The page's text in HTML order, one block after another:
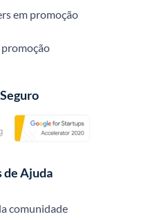
em promoção
promoção
de Ajuda
comunidade